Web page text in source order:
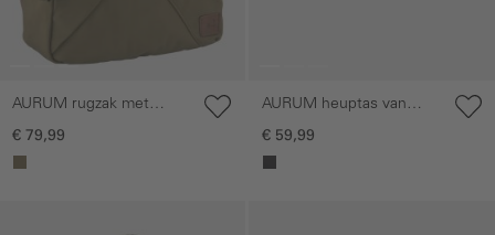
AURUM rugzak met
gestructureerde
€ 79,99
AURUM heuptas van
gerecycled nylon
€ 59,99